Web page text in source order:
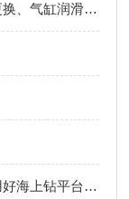
海上船用气动阀的日常维护：密封件更换、气缸润滑与阀杆防锈
不掌握好这些操作机构，又如何能使用好海上钻平台气动阀呢！